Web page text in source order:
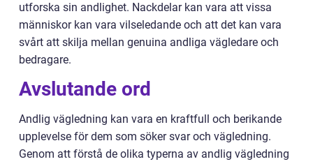
utforska sin andlighet. Nackdelar kan vara att vissa
människor kan vara vilseledande och att det kan vara
svårt att skilja mellan genuina andliga vägledare och
bedragare.
Avslutande ord
Andlig vägledning kan vara en kraftfull och berikande
upplevelse för dem som söker svar och vägledning.
Genom att förstå de olika typerna av andlig vägledning